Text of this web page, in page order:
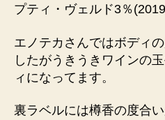
プティ・ヴェルド3％
エノテカさんではボディ
したがうきうきワインの
ィになってます。
裏ラベルには樽香の度合